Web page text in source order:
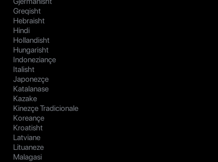
Greqisht
Hebraisht
Hindi
Hollandisht
Hungarisht
Indoneziançe
Italisht
Japonezçe
Katalanase
Kazake
Kinezçe Tradicionale
Koreançe
Kroatisht
Latviane
Lituaneze
Malagasi